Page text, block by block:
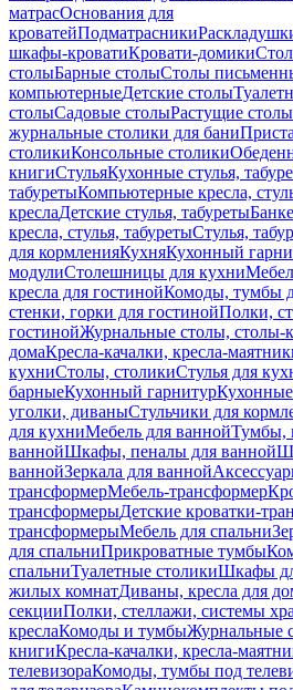
матрасОснования для
кроватейПодматрасники
шкафы-кроватиКровати-домики
столыБарные столыСтолы
компьютерныеДетские столы
столыСадовые столыРастущие
журнальные столики для бани
столикиКонсольные столики
книгиСтульяКухонные стулья,
табуретыКомпьютерные кресла,
креслаДетские стулья, табуреты
кресла, стулья, табуретыСтулья,
для кормленияКухняКухонный
модулиСтолешницы для кухни
кресла для гостинойКомоды, тумбы
стенки, горки для гостинойПолки,
гостинойЖурнальные столы, столы-
домаКресла-качалки, кресла-
кухниСтолы, столикиСтулья для
барныеКухонный гарнитур
уголки, диваныСтульчики для
для кухниМебель для ваннойТумбы,
ваннойШкафы, пеналы для ванной
ваннойЗеркала для ванной
трансформерМебель-трансформер
трансформерыДетские кроватки-
трансформерыМебель для спальни
для спальниПрикроватные тумбы
спальниТуалетные столикиШкафы
жилых комнатДиваны, кресла для
секцииПолки, стеллажи, системы
креслаКомоды и тумбыЖурнальные
книгиКресла-качалки, кресла-
телевизораКомоды, тумбы под